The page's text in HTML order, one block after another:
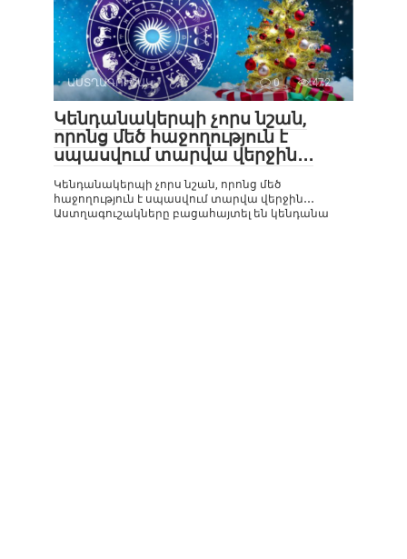
ԱՍՏՂԱԳՈՒՇԱԿ 0 472
Կենդանակերպի չորս նշան,
որոնց մեծ հաջողություն է
սպասվում տարվա վերջին․․․
Կենդանակերպի չորս նշան, որոնց մեծ
հաջողություն է սպասվում տարվա վերջին․․․
Աստղագուշակները բացահայտել են կենդանա